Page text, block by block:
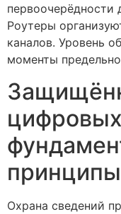
первоочерёдности
Роутеры
каналов. Уровень
моменты
Охрана сведений